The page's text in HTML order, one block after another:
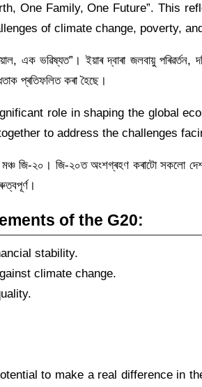
One Family, One Future”. This
of climate change, poverty,
এক ভৱিষ্যত”। ইয়াৰ দ্বাৰা জলবায়ু পৰিৱৰ্তন,
প্ৰতিফলিত কৰা হৈছে।
role in shaping the global
to address the challenges
মঞ্চ জি-২০। জি-২০ত অংশগ্ৰহণ কৰাটো সকলো
of the G20:
stability.
climate change.
to make a real difference in